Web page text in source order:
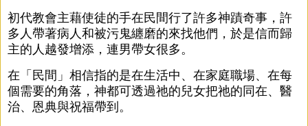
初代教會主藉使徒的手在民間行了許多神蹟奇事，許
多人帶著病人和被污鬼纏磨的來找他們，於是信而歸
主的人越發增添，連男帶女很多。
在「民間」相信指的是在生活中、在家庭職場、在每
個需要的角落，神都可透過祂的兒女把祂的同在、醫
治、恩典與祝福帶到。